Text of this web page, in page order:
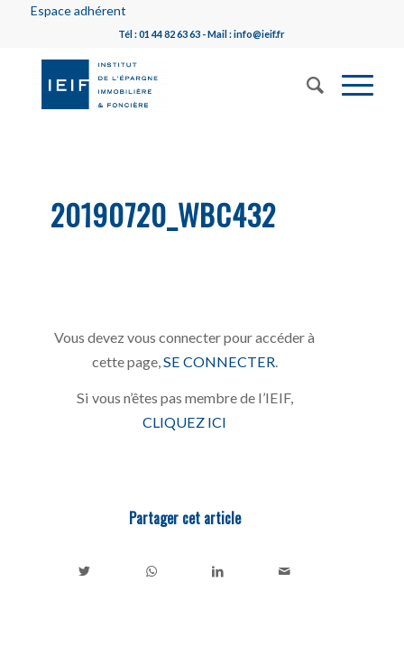
Espace adhérent
Tél : 01 44 82 63 63 - Mail : info@ieif.fr
20190720_WBC432
Vous devez vous connecter pour accéder à
cette page, SE CONNECTER
Si vous n’êtes pas membre de l’IEIF,
CLIQUEZ ICI
Partager cet article